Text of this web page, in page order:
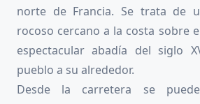
norte de Francia. Se trata de
rocoso cercano a la costa sobre
espectacular abadía del siglo
pueblo a su alrededor.
Desde la carretera se